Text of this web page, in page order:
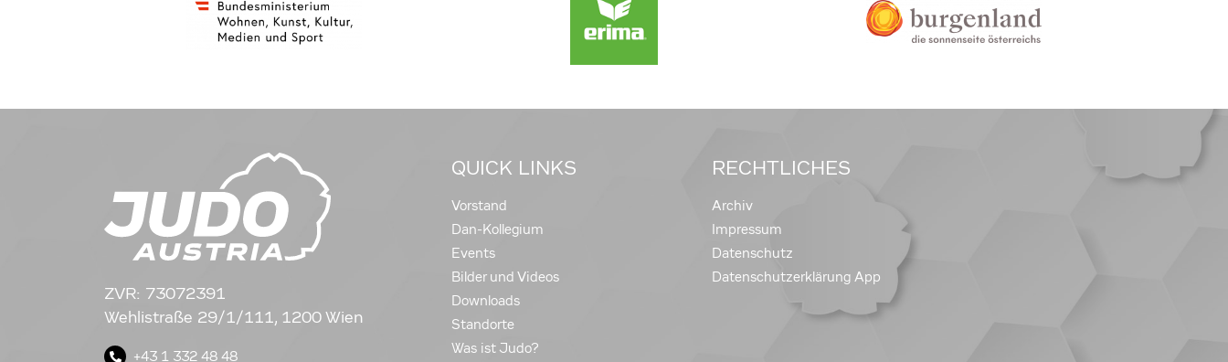
ZVR: 73072391
Wehlistraße 29/1/111, 1200 Wien
+43 1 332 48 48
QUICK LINKS
Vorstand
Dan-Kollegium
Events
Bilder und Videos
Downloads
Standorte
Was ist Judo?
RECHTLICHES
Archiv
Impressum
Datenschutz
Datenschutzerklärung App